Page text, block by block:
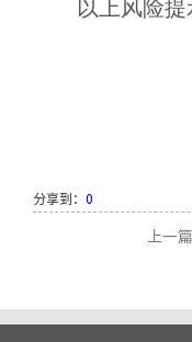
以上风险
分享到： 0
上一